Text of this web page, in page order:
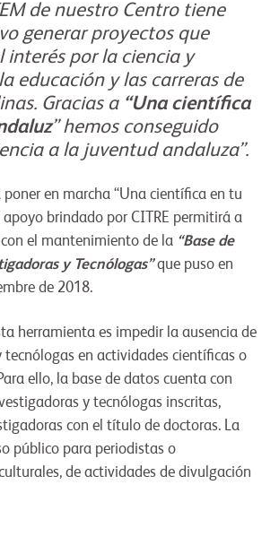
de nuestro Centro tiene
generar proyectos que
interés por la ciencia y
educación y las carreras de
Gracias a “Una científica
” hemos conseguido
a la juventud andaluza”.
poner en marcha “Una científica en tu
apoyo brindado por CITRE permitirá a
el mantenimiento de la “Base de
y Tecnólogas”que puso en
de 2018.
herramienta es impedir la ausencia de
tecnólogas en actividades científicas o
ello, la base de datos cuenta con
y tecnólogas inscritas,
con el título de doctoras. La
público para periodistas o
de actividades de divulgación